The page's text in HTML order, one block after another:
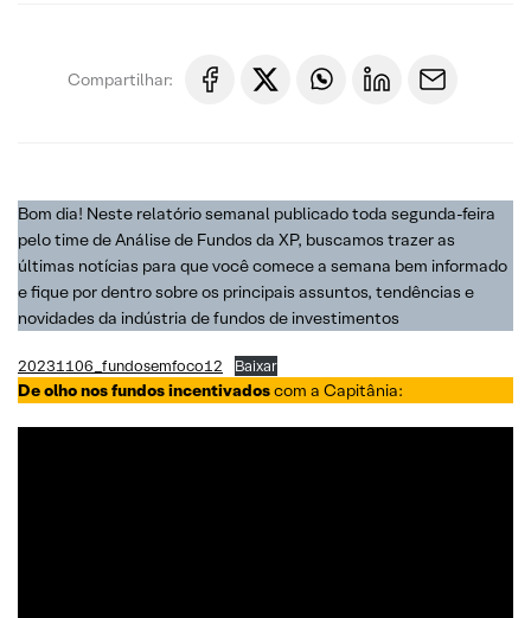
Compartilhar:
Bom dia! Neste relatório semanal publicado toda segunda-feira
pelo time de Análise de Fundos da XP, buscamos trazer as
últimas notícias para que você comece a semana bem informado
e fique por dentro sobre os principais assuntos, tendências e
novidades da indústria de fundos de investimentos
20231106_fundosemfoco12 Baixar
De olho nos fundos incentivadoscom a Capitânia: